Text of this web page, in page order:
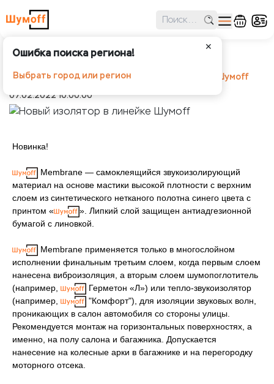
✕
Ошибка поиска региона!
Выбрать город или регион
Новый изолятор в линейке Шумoff
Шумоff Новости Новый изолятор в линейке Шумoff
07.02.2022 10:00:00
Новинка!
Membrane — самоклеящийся звукоизолирующий
материал на основе мастики высокой плотности с верхним
слоем из синтетического нетканого полотна синего цвета с
принтом «
». Липкий слой защищен антиадгезионной
бумагой с линовкой.
Membrane применяется только в многослойном
исполнении финальным третьим слоем, когда первым слоем
нанесена виброизоляция, а вторым слоем шумопоглотитель
(например,
Герметон «Л») или тепло-звукоизолятор
(например,
"Комфорт"), для изоляции звуковых волн,
проникающих в салон автомобиля со стороны улицы.
Рекомендуется монтаж на горизонтальных поверхностях, а
именно, на полу салона и багажника. Допускается
нанесение на колесные арки в багажнике и на перегородку
моторного отсека.